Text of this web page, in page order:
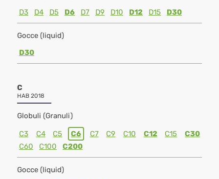
D3
D4 D5 D6 D7 D9 D10 D12 D15 D30
Gocce (liquid)
D30
C
HAB 2018
Globuli (Granuli)
C3 C4 C5 C6 C7 C9 C10 C12 C15
C30
C60
C100 C200
Gocce (liquid)